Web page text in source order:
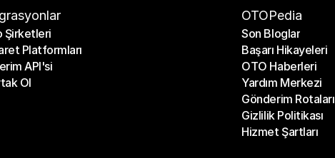
Şirketleri
Şirketleri
Platformları
Platformları
API'si
API'si
Ol
OTOPedia
Son Bloglar
Son Bloglar
Başarı Hikayeleri
Başarı Hikayeleri
OTO Haberleri
OTO Haberleri
Yardım Merkezi
Yardım Merkezi
Gönderim Rotaları
Gönderim Rotaları
Gizlilik Politikası
Gizlilik Politikası
Hizmet Şartları